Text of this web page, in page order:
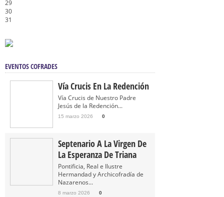
29
30
31
EVENTOS COFRADES
Vía Crucis En La Redención
Vía Crucis de Nuestro Padre
Jesús de la Redención...
15 marzo 2026 0
Septenario A La Virgen De
La Esperanza De Triana
Pontificia, Real e Ilustre
Hermandad y Archicofradía de
Nazarenos...
8 marzo 2026 0